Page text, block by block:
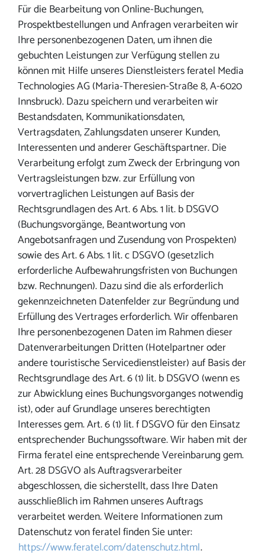
Für die Bearbeitung von Online-Buchungen,
Prospektbestellungen und Anfragen verarbeiten wir
Ihre personenbezogenen Daten, um ihnen die
gebuchten Leistungen zur Verfügung stellen zu
können mit Hilfe unseres Dienstleisters feratel Media
Technologies AG (Maria-Theresien-Straße 8, A-6020
Innsbruck). Dazu speichern und verarbeiten wir
Bestandsdaten, Kommunikationsdaten,
Vertragsdaten, Zahlungsdaten unserer Kunden,
Interessenten und anderer Geschäftspartner. Die
Verarbeitung erfolgt zum Zweck der Erbringung von
Vertragsleistungen bzw. zur Erfüllung von
vorvertraglichen Leistungen auf Basis der
Rechtsgrundlagen des Art. 6 Abs. 1 lit. b DSGVO
(Buchungsvorgänge, Beantwortung von
Angebotsanfragen und Zusendung von Prospekten)
sowie des Art. 6 Abs. 1 lit. c DSGVO (gesetzlich
erforderliche Aufbewahrungsfristen von Buchungen
bzw. Rechnungen). Dazu sind die als erforderlich
gekennzeichneten Datenfelder zur Begründung und
Erfüllung des Vertrages erforderlich. Wir offenbaren
Ihre personenbezogenen Daten im Rahmen dieser
Datenverarbeitungen Dritten (Hotelpartner oder
andere touristische Servicedienstleister) auf Basis der
Rechtsgrundlage des Art. 6 (1) lit. b DSGVO (wenn es
zur Abwicklung eines Buchungsvorganges notwendig
ist), oder auf Grundlage unseres berechtigten
Interesses gem. Art. 6 (1) lit. f DSGVO für den Einsatz
entsprechender Buchungssoftware. Wir haben mit der
Firma feratel eine entsprechende Vereinbarung gem.
Art. 28 DSGVO als Auftragsverarbeiter
abgeschlossen, die sicherstellt, dass Ihre Daten
ausschließlich im Rahmen unseres Auftrags
verarbeitet werden. Weitere Informationen zum
Datenschutz von feratel finden Sie unter:
https://www.feratel.com/datenschutz.html.